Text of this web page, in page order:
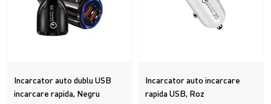
Incarcator auto dublu USB
incarcare rapida, Negru
Incarcator auto incarcare
rapida USB, Roz